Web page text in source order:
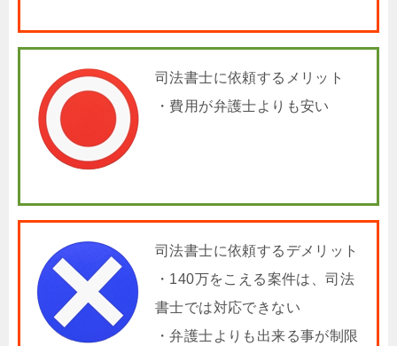
司法書士に依頼するメリット
・費用が弁護士よりも安い
司法書士に依頼するデメリット
・140万をこえる案件は、司法
書士では対応できない
・弁護士よりも出来る事が制限